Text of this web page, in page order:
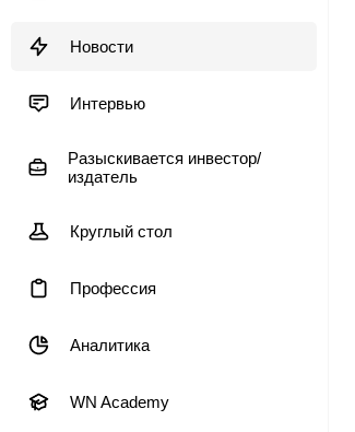
Новости
Интервью
Разыскивается инвестор/
издатель
Круглый стол
Профессия
Аналитика
WN Academy